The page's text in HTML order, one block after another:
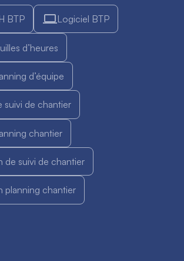
BTP Logiciel BTP
d’heures
d’équipe
suivi de chantier
chantier
de suivi de chantier
planning chantier